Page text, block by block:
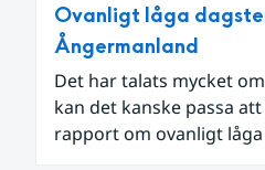
Ovanligt låga
Ångermanland
Det har talats mycket
kan det kanske passa
rapport om ovanligt